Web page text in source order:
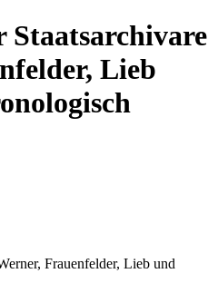
Staatsarchivare
Lieb
Frauenfelder, Lieb und